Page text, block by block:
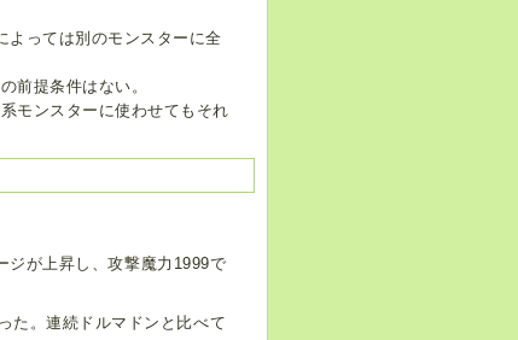
よっては別のモンスターに全
前提条件はない。
モンスターに使わせてもそれ
ジが上昇し、攻撃魔力1999で
た。連続ドルマドンと比べて